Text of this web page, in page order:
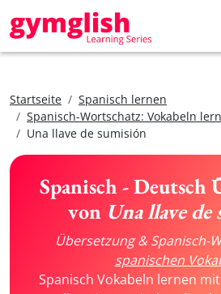
Startseite
Spanisch lernen
Spanisch-Wortschatz: Vokabeln
Una llave de sumisión
Spanisch - Deutsch
von Una llave de
Übersetzung & Spanisch-
spanischen
Spanisch Vokabeln lernen